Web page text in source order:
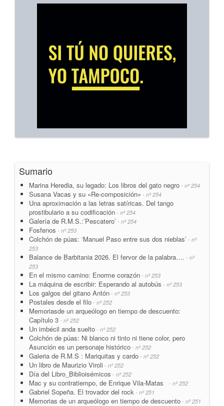
Sumario
Marina Heredia, su legado: Los libros del gato negro - nº 254
Susana Vacas y su «Re-composición» - nº 254
Una aproximación a las letras satíricas. Del tango
prostibulario a su codificación - nº 254
Galería de R.M.S.:’Pescatero’ - nº 254
Fosfenos - nº 253
Colchón de púas: ‘Manuel Paso entre sus dos nieblas’ - nº
253
Balance de Barbitania 2026. El fervor de la palabra…. - nº
253
En el mismo camino: Enorme corazón - nº 253
La máquina de escribir: Esperando al autobús - nº 253
Los galgos del gitano Antón - nº 253
Postales desde el filo - nº 252
Memoriasde un arqueólogo en tiempo de descuento:
Capítulo 3 - nº 252
Un imbécil anda suelto - nº 252
Colchón de púas: Ni blanco ni tinto ni tiene color, pero
Asunción es un personaje histórico - nº 252
Galeria de R.M.S : Mariquitas y cardo - nº 252
Un libro de Maurizio Viroli - nº 252
Día del Libro_Biblioisémicos - nº 252
Mac y su contratiempo, de Enrique Vila-Matas - nº 252
Gabriel Sopeña. El trovador del rock - nº 251
Memorias de un arqueólogo en tiempo de descuento - nº 251